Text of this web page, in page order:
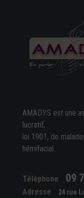
AMADYS est une
lucratif,
loi 1901, de
hémifacial.
Téléphone 09
Adresse 24 rue